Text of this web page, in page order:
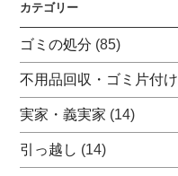
カテゴリー
ゴミの処分 (85)
不用品回収・ゴミ片付け
実家・義実家 (14)
引っ越し (14)